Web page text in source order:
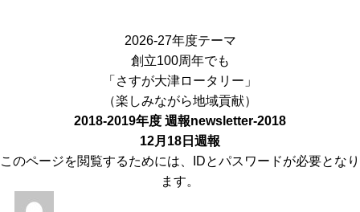
2026-27年度テーマ
創立100周年でも
「さすが大津ロータリー」
（楽しみながら地域貢献）
2018-2019年度 週報newsletter-2018
12月18日週報
このページを閲覧するためには、IDとパスワードが必要となり
ます。